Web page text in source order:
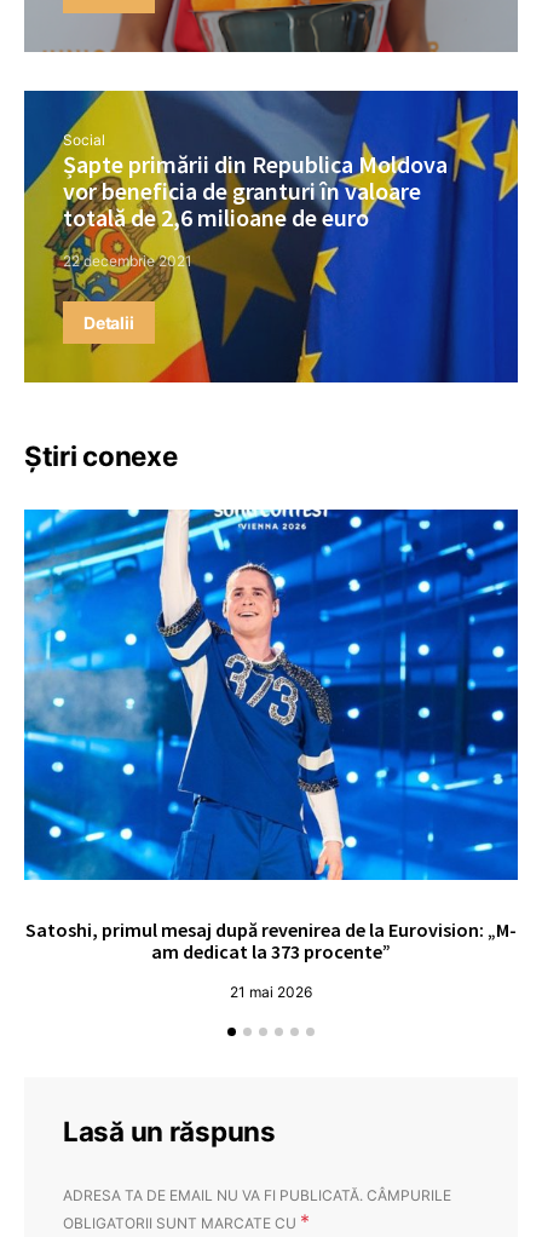
Social
Șapte primării din Republica Moldova
vor beneficia de granturi în valoare
totală de 2,6 milioane de euro
22 decembrie 2021
Detalii
Știri conexe
Satoshi, primul mesaj după revenirea de la Eurovision: „M-
am dedicat la 373 procente”
21 mai 2026
Lasă un răspuns
ADRESA TA DE EMAIL NU VA FI PUBLICATĂ. CÂMPURILE
OBLIGATORII SUNT MARCATE CU *